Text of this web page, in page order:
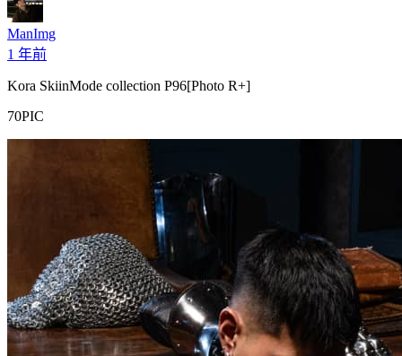
ManImg
1 年前
Kora SkiinMode collection P96[Photo R+]
70PIC